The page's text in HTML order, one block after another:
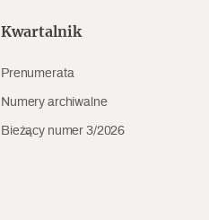
imię
Kwartalnik
Prenumerata
Numery archiwalne
Bieżący numer 3/2026